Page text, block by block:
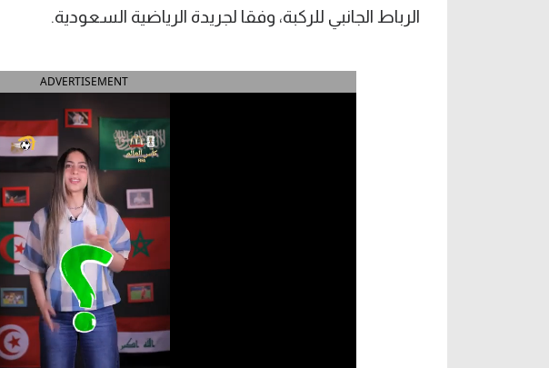
الرباط الجانبي للركبة، وفقا لجريدة الرياضية السعودية.
ADVERTISEMENT